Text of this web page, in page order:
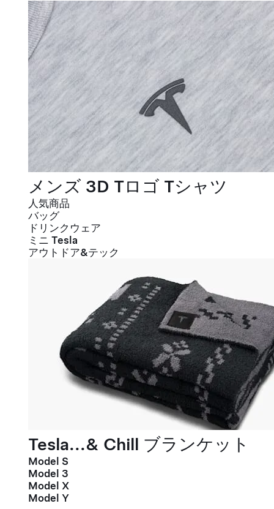
メンズ 3D Tロゴ Tシャツ
人気商品
バッグ
ドリンクウェア
ミニ Tesla
アウトドア&テック
Tesla...& Chill ブランケット
Model S
Model 3
Model X
Model Y